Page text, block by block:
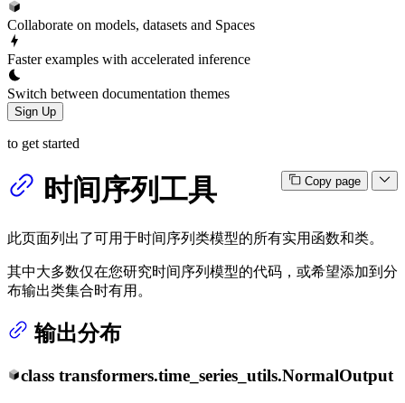
Collaborate on models, datasets and Spaces
Faster examples with accelerated inference
Switch between documentation themes
Sign Up
to get started
Copy page
时间序列工具
此页面列出了可用于时间序列类模型的所有实用函数和类。
其中大多数仅在您研究时间序列模型的代码，或希望添加到分
布输出类集合时有用。
输出分布
class transformers.time_series_utils.NormalOutput